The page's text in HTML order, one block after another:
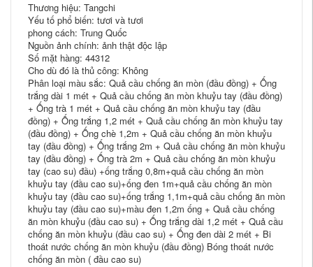
Thương hiệu: Tangchi
Yếu tố phổ biến: tươi và tươi
phong cách: Trung Quốc
Nguồn ảnh chính: ảnh thật độc lập
Số mặt hàng: 44312
Cho dù đó là thủ công: Không
Phân loại màu sắc: Quả cầu chống ăn mòn (đầu đồng) + Ống
trắng dài 1 mét + Quả cầu chống ăn mòn khuỷu tay (đầu đồng)
+ Ống trà 1 mét + Quả cầu chống ăn mòn khuỷu tay (đầu
đồng) + Ống trắng 1,2 mét + Quả cầu chống ăn mòn khuỷu tay
(đầu đồng) + Ống chè 1,2m + Quả cầu chống ăn mòn khuỷu
tay (đầu đồng) + Ống trắng 2m + Quả cầu chống ăn mòn khuỷu
tay (đầu đồng) + Ống trà 2m + Quả cầu chống ăn mòn khuỷu
tay (cao su) đầu) +ống trắng 0,8m+quả cầu chống ăn mòn
khuỷu tay (đầu cao su)+ống đen 1m+quả cầu chống ăn mòn
khuỷu tay (đầu cao su)+ống trắng 1,1m+quả cầu chống ăn mòn
khuỷu tay (đầu cao su)+màu đen 1,2m ống + Quả cầu chống
ăn mòn khuỷu (đầu cao su) + Ống trắng dài 1,2 mét + Quả cầu
chống ăn mòn khuỷu (đầu cao su) + Ống đen dài 2 mét + Bi
thoát nước chống ăn mòn khuỷu (đầu đồng) Bóng thoát nước
chống ăn mòn ( đầu cao su)